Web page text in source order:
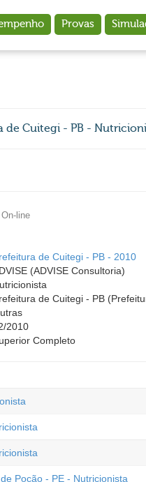
Provas
de Cuitegi - PB -
line
de Cuitegi - PB - 2010
(ADVISE Consultoria)
de Cuitegi - PB
2010
Completo
Poção - PE - Nutricionista